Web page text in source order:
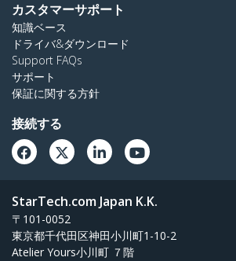
カスタマーサポート
知識ベース
ドライバ&ダウンロード
Support FAQs
サポート
保証に関する方針
接続する
StarTech.com Japan K.K.
〒101-0052
東京都千代田区神田小川町1-10-2
Atelier Yours小川町 ７階